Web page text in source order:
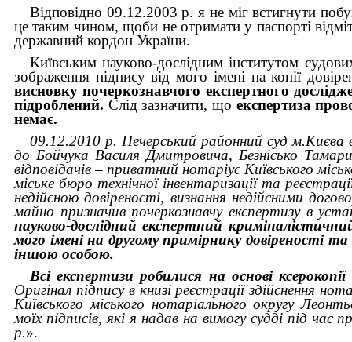
Відповідно 09.12.2003 р. я не міг встигнути
це таким чином, щоби не отримати у паспорті
державний кордон України.
Київським науково-дослідним інститутом
зображення підпису від мого імені на копії
висновку почеркознавчого експертного
підроблений. Слід зазначити, що експертиза
немає.
09.12.2010 р. Печерський районний суд м.Києва
до Бойчука Василя Дмитровича, Безнісько
відповідачів – приватний нотаріус Київського
міське бюро технічної інвентаризації та
недійсною довіреності, визнання недійсними
майно призначив почеркознавчу експертизу в
науково-дослідний експертний
мого імені на другому примірнику довіреності
іншою особою.
Всі експертизи робилися на основі
Оригінал підпису в книзі реєстрації здійснення
Київського міського нотаріального округу
моїх підписів, які я надав на вимогу судді під час
p.».